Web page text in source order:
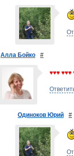
Алла Бойко #
♥♥♥ ♥♥♥
Одиноков Юрий #